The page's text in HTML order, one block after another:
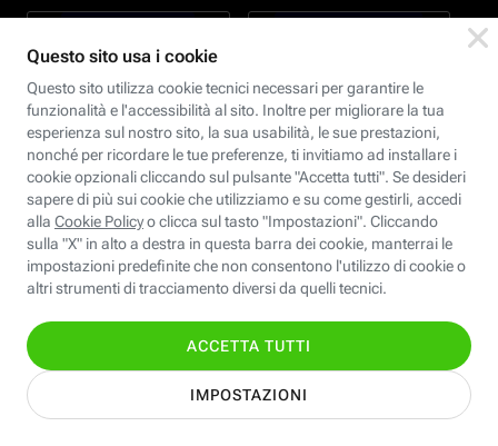
Informativa Privacy
Cookie Policy
Modifica preferenze cookie
Dichiarazione di accessibilità
Le immagini all’interno del sito sono generate con l'ausilio dell'AI.
© Fastweb SpA 2026 - P.IVA 12878470157